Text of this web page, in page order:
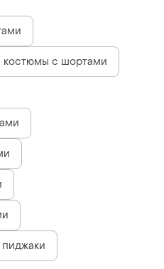
костюмы с шортами